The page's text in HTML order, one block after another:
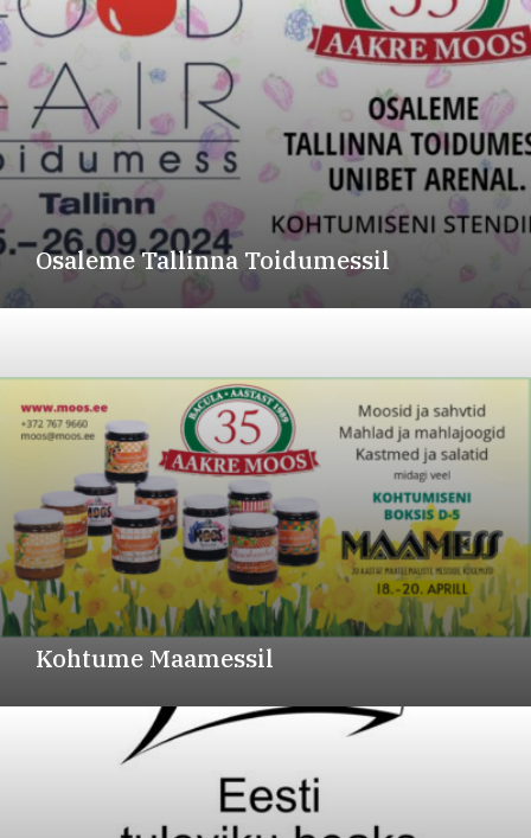
Osaleme Tallinna Toidumessil
Kohtume Maamessil